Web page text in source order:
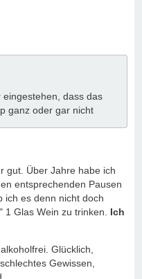
dass das
ganz oder gar nicht
gut. Über Jahre habe ich
entsprechenden Pausen
ich es denn nicht doch
Glas Wein zu trinken. Ich
Glücklich,
Gewissen,